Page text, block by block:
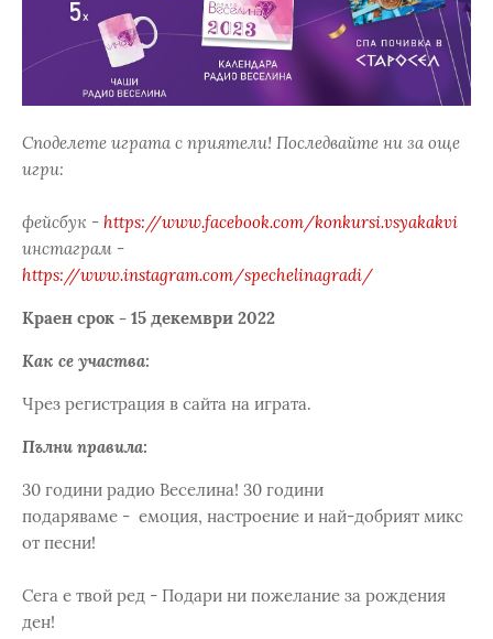
Споделете играта с приятели! Последвайте ни за още
игри:
фейсбук - https://www.facebook.com/konkursi.vsyakakvi
инстаграм -
https://www.instagram.com/spechelinagradi/
Краен срок - 15 декември 2022
Как се участва:
Чрез регистрация в сайта на играта.
Пълни правила:
30 години радио Веселина! 30 години
подаряваме - емоция, настроение и най-добрият микс
от песни!
Сега е твой ред - Подари ни пожелание за рождения
ден!